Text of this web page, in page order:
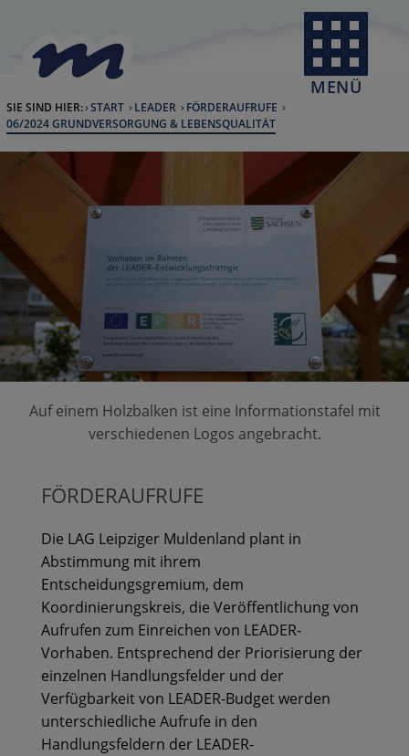
back to home
MENÜ
SIE SIND HIER: START LEADER
FÖRDERAUFRUFE
CURRENT:
06/2024 GRUNDVERSORGUNG & LEBENSQUALITÄT
Auf einem Holzbalken ist eine Informationstafel mit
verschiedenen Logos angebracht.
FÖRDERAUFRUFE
Die LAG Leipziger Muldenland plant in
Abstimmung mit ihrem
Entscheidungsgremium, dem
Koordinierungskreis, die Veröffentlichung von
Aufrufen zum Einreichen von LEADER-
Vorhaben. Entsprechend der Priorisierung der
einzelnen Handlungsfelder und der
Verfügbarkeit von LEADER-Budget werden
unterschiedliche Aufrufe in den
Handlungsfeldern der LEADER-